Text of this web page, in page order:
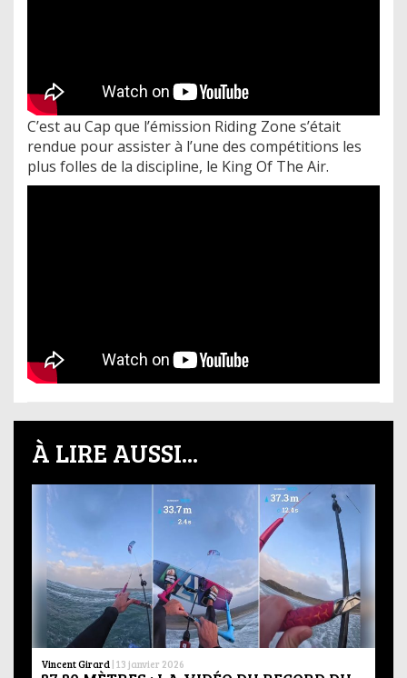
C’est au Cap que l’émission Riding Zone s’était
rendue pour assister à l’une des compétitions les
plus folles de la discipline, le King Of The Air.
À LIRE AUSSI...
Vincent Girard | 13 janvier 2026